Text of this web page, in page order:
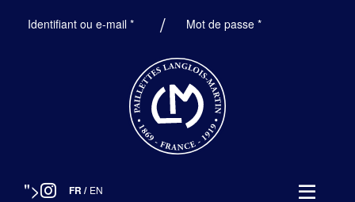
Identifiant ou e-mail *ObligatoireMot de passe*Obligatoire
"> FR / EN